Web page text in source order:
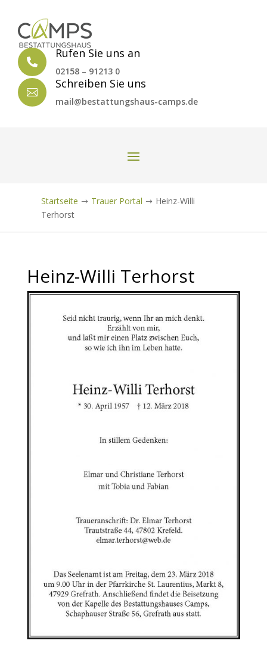

Rufen Sie uns an
02158 – 91213 0

Schreiben Sie uns
mail@bestattungshaus-camps.de
Startseite $ Trauer Portal $ Heinz-Willi
Terhorst
Heinz-Willi Terhorst